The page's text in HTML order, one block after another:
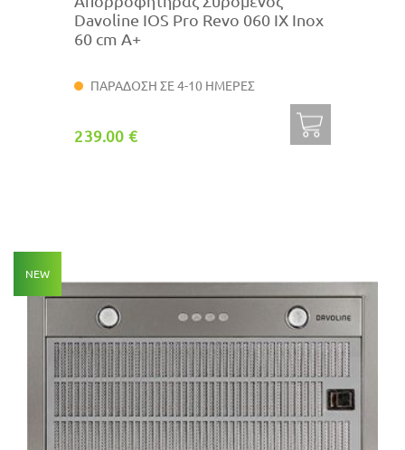
Davoline IOS Pro Revo 060 IX Inox
60 cm A+
ΠΑΡΑΔΟΣΗ ΣΕ 4-10 ΗΜΕΡΕΣ
239.00 €
NEW